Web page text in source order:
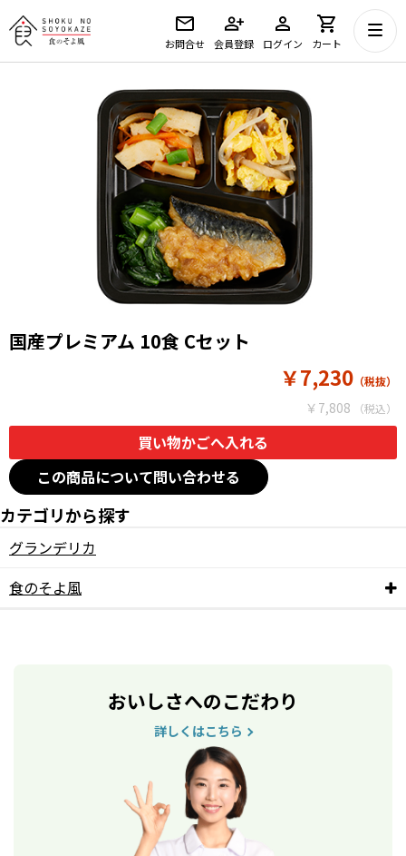
お問合せ 会員登録 ログイン カート
国産プレミアム 10食 Cセット
￥7,808
￥7,230
この商品について問い合わせる
カテゴリから探す
グランデリカ
食のそよ風
おいしさへのこだわり
詳しくはこちら